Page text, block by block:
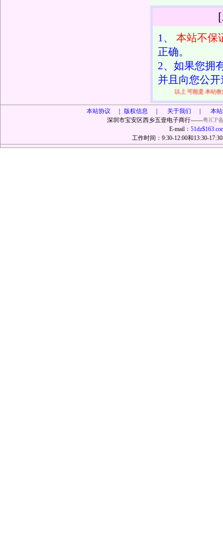
[
1、
本站不保
正确。
2、如果您拥
并且向您公
以上可能是本站
本站协议 ｜
版权信息 ｜ 关于我们 ｜ 本
深圳市宝安区西乡五壹电子商行——粤ICP
E-mail：
工作时间：9:30-12:00和13:30-